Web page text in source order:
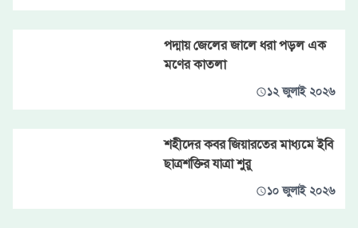
পদ্মায় জেলের জালে ধরা পড়ল এক
মণের কাতলা
১২ জুলাই ২০২৬
শহীদের কবর জিয়ারতের মাধ্যমে ইবি
ছাত্রশক্তির যাত্রা শুরু
১০ জুলাই ২০২৬